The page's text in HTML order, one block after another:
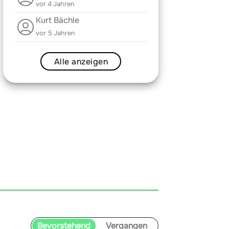
vor 4 Jahren
Kurt Bächle
vor 5 Jahren
Alle anzeigen
Bevorstehend Vergangen